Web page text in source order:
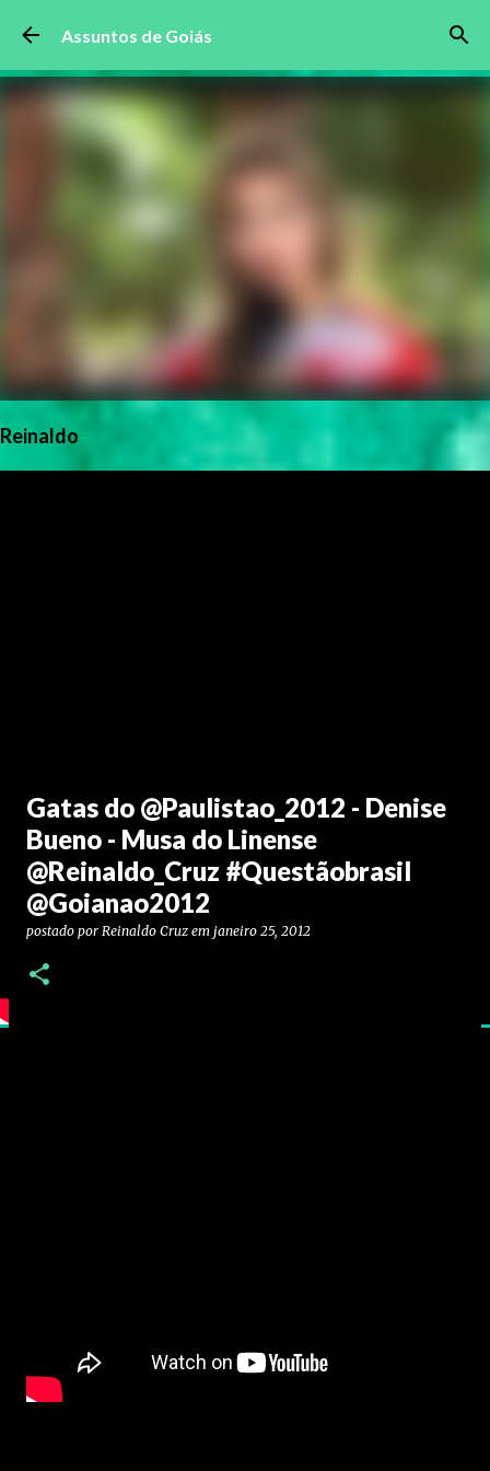
Pular para o conteúdo principal
Assuntos de Goiás
Reinaldo
Gatas do @Paulistao_2012 - Denise
Bueno - Musa do Linense
@Reinaldo_Cruz #Questãobrasil
@Goianao2012
postado por Reinaldo Cruz em janeiro 25, 2012